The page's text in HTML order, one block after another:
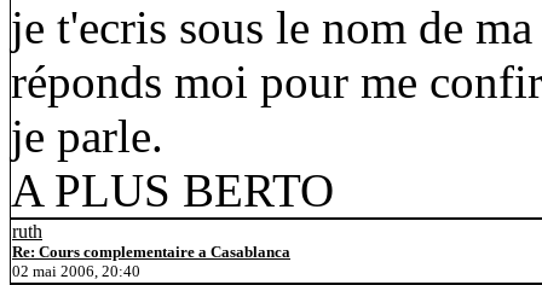
je t'ecris sous le nom de
réponds moi pour me
je parle.
A PLUS BERTO
ruth
Re: Cours complementaire a Casablanca
02 mai 2006, 20:40